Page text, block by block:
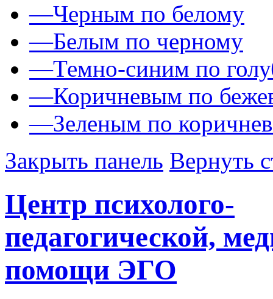
—Черным по белому
—Белым по черному
—Темно-синим по
—Коричневым по
—Зеленым по
Закрыть панель Вернуть
Центр психолого-
педагогической,
помощи ЭГО